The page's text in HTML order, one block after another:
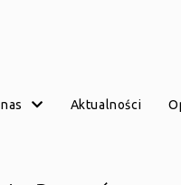
o nas aktualności